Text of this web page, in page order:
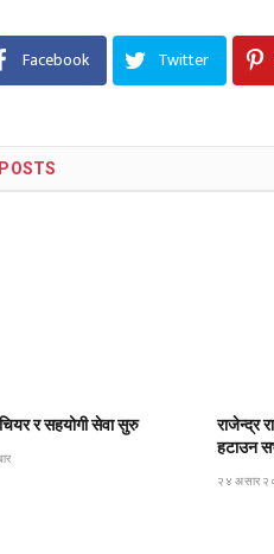
Facebook Twitter
POSTS
र सहयोगी सेवा सुरु
राजेन्द्र
हटाउन
२४ असार